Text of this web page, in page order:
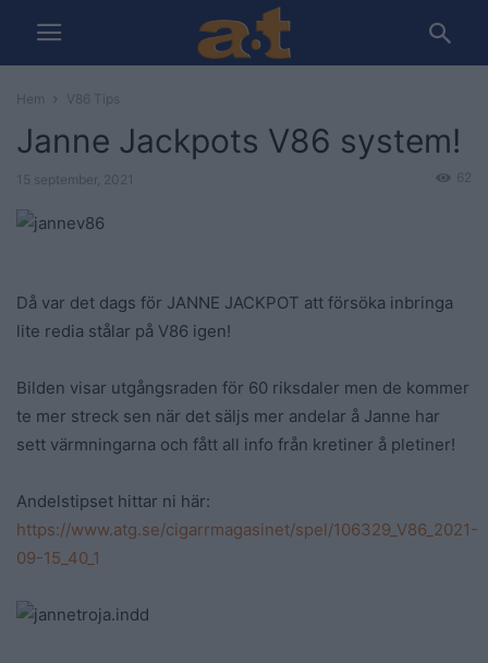
Hem V86 Tips
Janne Jackpots V86 system!
15 september, 2021 62
Då var det dags för JANNE JACKPOT att försöka inbringa
lite redia stålar på V86 igen!
Bilden visar utgångsraden för 60 riksdaler men de kommer
te mer streck sen när det säljs mer andelar å Janne har
sett värmningarna och fått all info från kretiner å pletiner!
Andelstipset hittar ni här:
https://www.atg.se/cigarrmagasinet/spel/106329_V86_2021-
09-15_40_1